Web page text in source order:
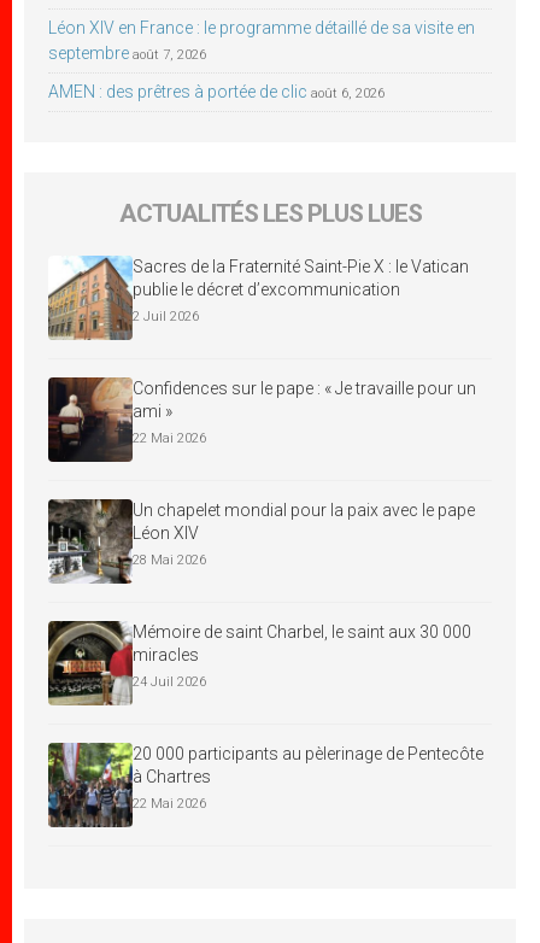
Léon XIV en France : le programme détaillé de sa visite en
septembre août 7, 2026
AMEN : des prêtres à portée de clic août 6, 2026
ACTUALITÉS LES PLUS LUES
Sacres de la Fraternité Saint-Pie X : le Vatican
publie le décret d’excommunication
2 Juil 2026
Confidences sur le pape : « Je travaille pour un
ami »
22 Mai 2026
Un chapelet mondial pour la paix avec le pape
Léon XIV
28 Mai 2026
Mémoire de saint Charbel, le saint aux 30 000
miracles
24 Juil 2026
20 000 participants au pèlerinage de Pentecôte
à Chartres
22 Mai 2026